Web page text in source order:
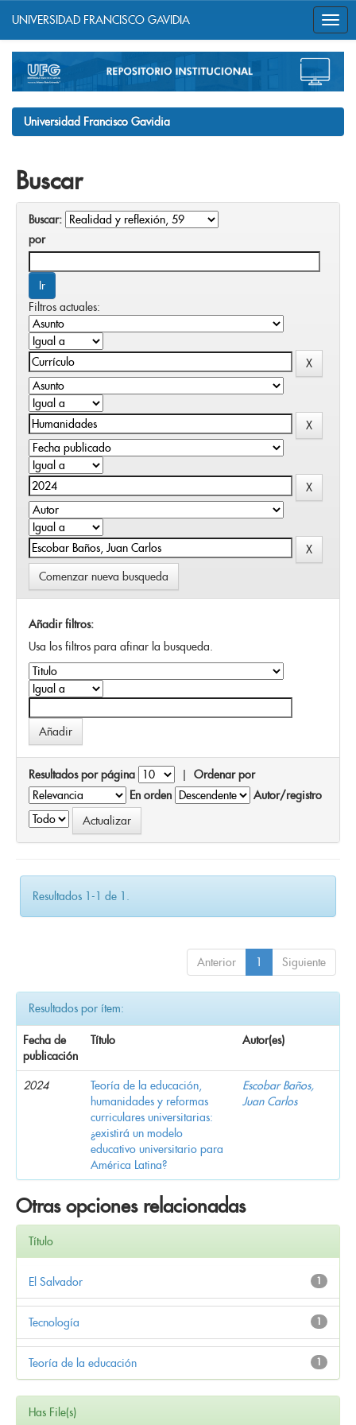
navigation
UNIVERSIDAD FRANCISCO GAVIDIA
Universidad Francisco Gavidia
Buscar
Buscar:
por
Filtros actuales:
Comenzar nueva busqueda
Añadir filtros:
Usa los filtros para afinar la busqueda.
Resultados por página | Ordenar por
En orden
Autor/registro
Resultados 1-1 de 1.
Anterior 1 Siguiente
Resultados por ítem:
Fecha de
publicación
Título Autor(es)
2024
Teoría de la educación,
humanidades y reformas
curriculares universitarias:
¿existirá un modelo
educativo universitario para
América Latina?
Escobar Baños,
Juan Carlos
Otras opciones relacionadas
Título
1
El Salvador
1
Tecnología
1
Teoría de la educación
Has File(s)